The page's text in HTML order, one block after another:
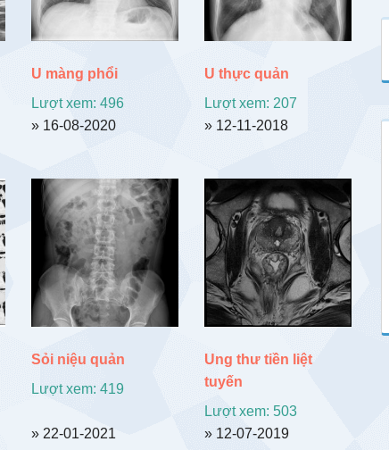
U màng phổi
Lượt xem: 496
» 16-08-2020
U thực quản
Lượt xem: 207
» 12-11-2018
Sỏi niệu quản
Lượt xem: 419
» 22-01-2021
Ung thư tiền liệt
tuyến
Lượt xem: 503
» 12-07-2019